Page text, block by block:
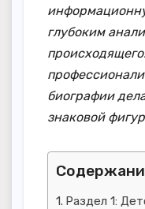
глубоким
биографии
знаковой
Раздел 1: